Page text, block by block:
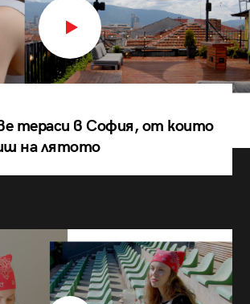
тераси в София, от които
на лятото